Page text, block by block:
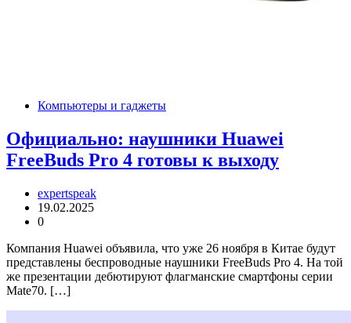
Компьютеры и гаджеты
Официально: наушники Huawei
FreeBuds Pro 4 готовы к выходу
expertspeak
19.02.2025
0
Компания Huawei объявила, что уже 26 ноября в Китае будут
представлены беспроводные наушники FreeBuds Pro 4. На той
же презентации дебютируют флагманские смартфоны серии
Mate70. […]